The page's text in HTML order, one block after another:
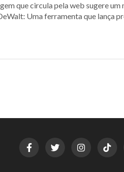
que circula pela web sugere
Uma ferramenta que lança